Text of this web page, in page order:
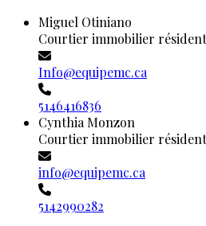
Miguel Otiniano
Courtier immobilier
Info@equipemc.ca
5146416836
Cynthia Monzon
Courtier immobilier
info@equipemc.ca
5142990282